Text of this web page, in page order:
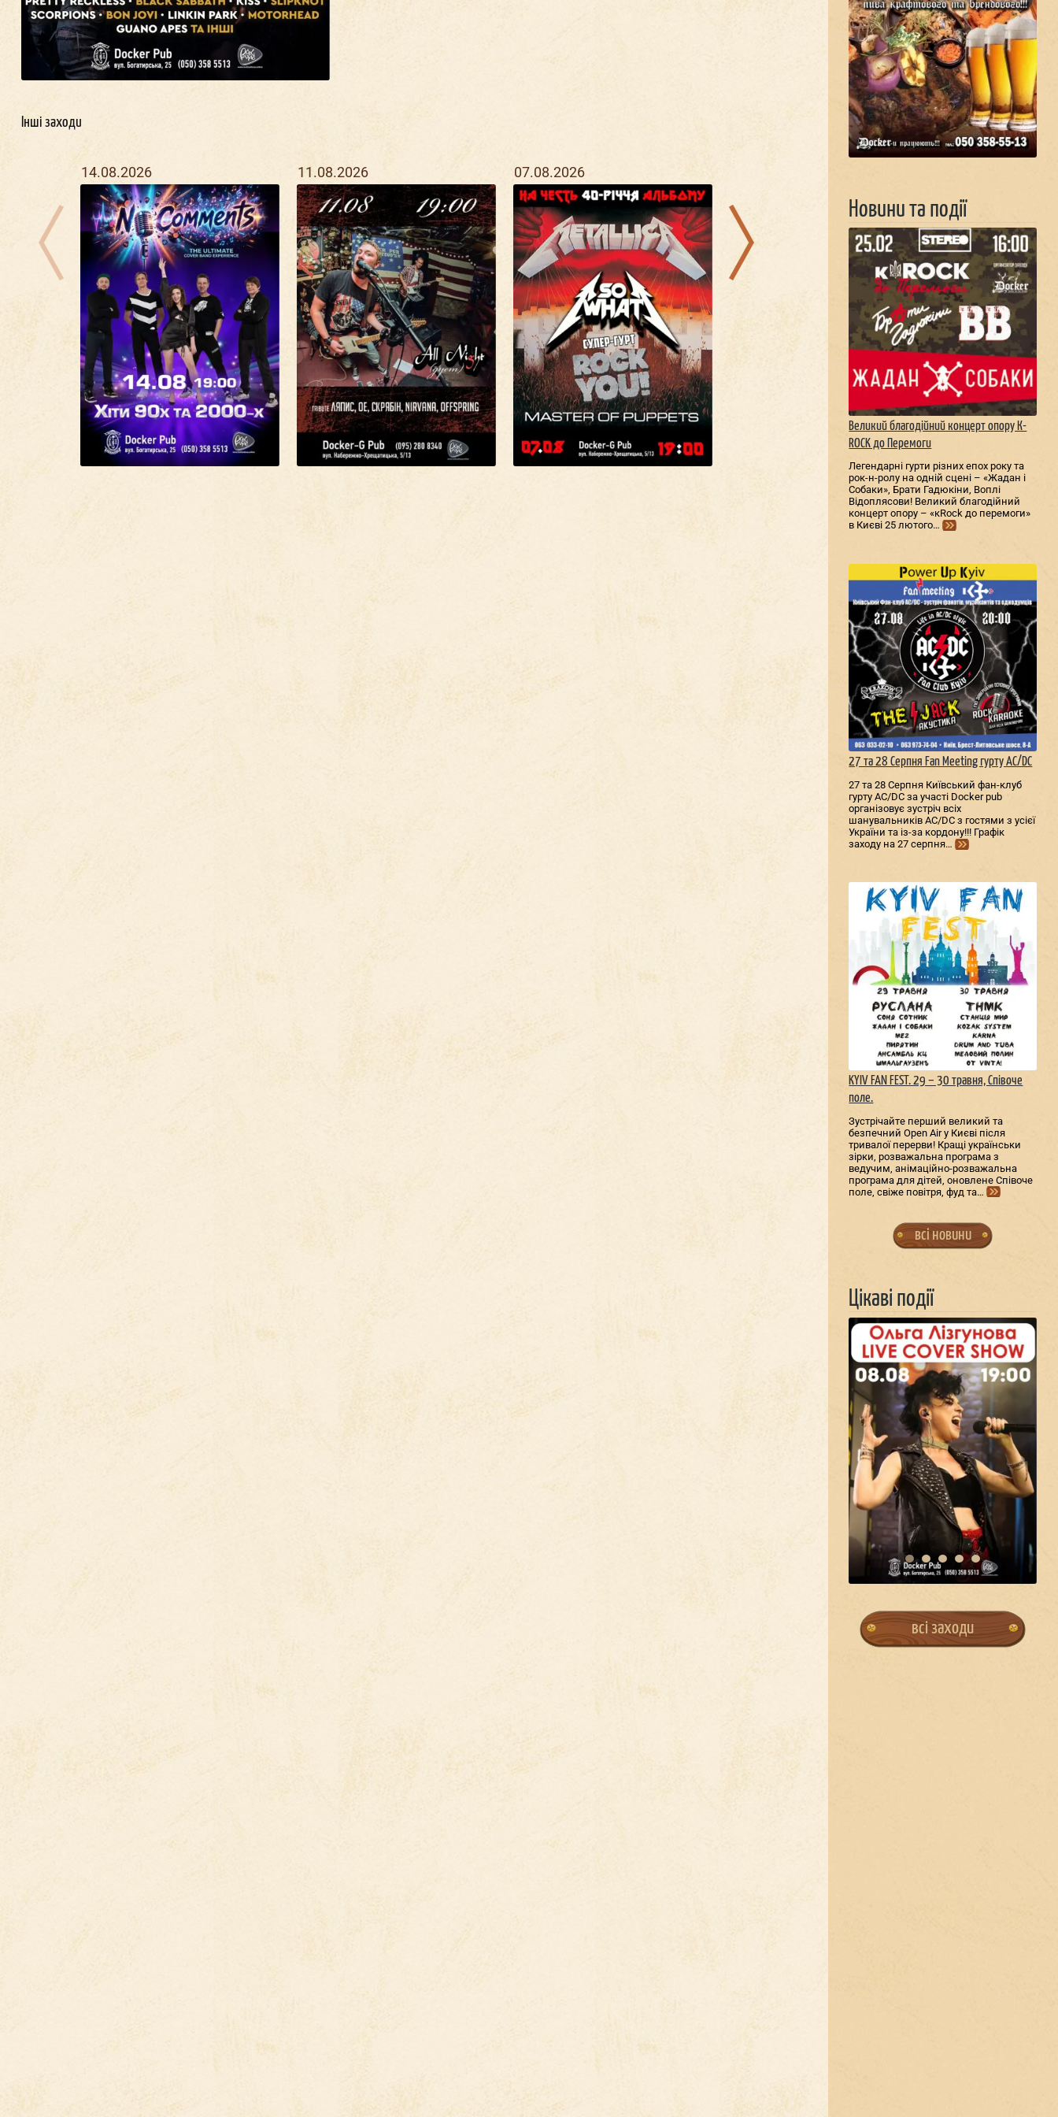
Інші заходи
14.08.2026 11.08.2026 07.08.2026
Новини та події
Великий благодійний концерт опору К-
ROCK до Перемоги
Легендарні гурти різних епох року та
рок-н-ролу на одній сцені – «Жадан і
Собаки», Брати Гадюкіни, Воплі
Відоплясови! Великий благодійний
концерт опору – «кRock до перемоги»
в Києві 25 лютого…
27 та 28 Серпня Fan Meeting гурту AC/DС
27 та 28 Серпня Київський фан-клуб
гурту AC/DС за участі Docker pub
організовує зустріч всіх
шанувальників AC/DС з гостями з усієї
України та із-за кордону!!! Графік
заходу на 27 серпня…
KYIV FAN FEST. 29 – 30 травня, Співоче
поле.
Зустрічайте перший великий та
безпечний Open Air у Києві після
тривалої перерви! Кращі українськи
зірки, розважальна програма з
ведучим, анімаційно-розважальна
програма для дітей, оновлене Співоче
поле, свіже повітря, фуд та…
всі новини
Цікаві події
всі заходи